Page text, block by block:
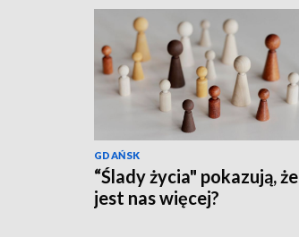
GDAŃSK
“Ślady życia" pokazują, że
jest nas więcej?